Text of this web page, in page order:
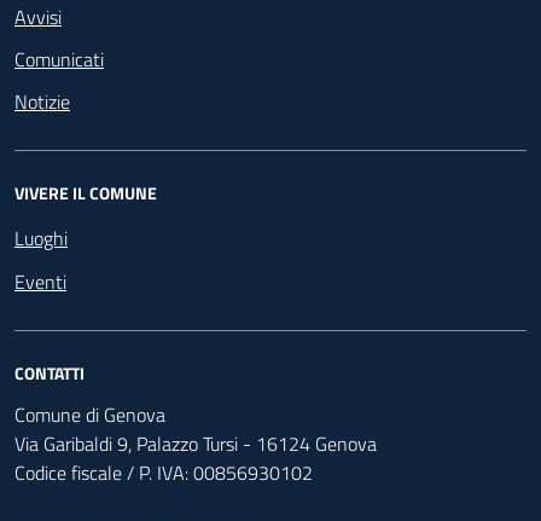
Avvisi
Comunicati
Notizie
VIVERE IL COMUNE
Luoghi
Eventi
CONTATTI
Comune di Genova
Via Garibaldi 9, Palazzo Tursi - 16124 Genova
Codice fiscale / P. IVA: 00856930102